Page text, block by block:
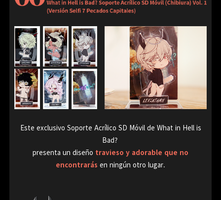
Este exclusivo Soporte Acrílico SD Móvil de What in Hell is
Bad?
presenta un diseño travieso y adorable que no
encontrarás en ningún otro lugar.